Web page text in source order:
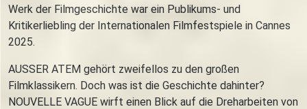
Werk der Filmgeschichte war ein Publikums- und
Kritikerliebling der Internationalen Filmfestspiele in Cannes
2025.
AUSSER ATEM gehört zweifellos zu den großen
Filmklassikern. Doch was ist die Geschichte dahinter?
NOUVELLE VAGUE wirft einen Blick auf die Dreharbeiten von